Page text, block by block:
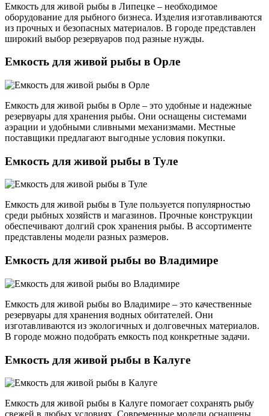
Емкость для живой рыбы в Липецке – необходимое
оборудование для рыбного бизнеса. Изделия изготавливаются
из прочных и безопасных материалов. В городе представлен
широкий выбор резервуаров под разные нужды.
Емкость для живой рыбы в Орле
Емкость для живой рыбы в Орле – это удобные и надежные
резервуары для хранения рыбы. Они оснащены системами
аэрации и удобными сливными механизмами. Местные
поставщики предлагают выгодные условия покупки.
Емкость для живой рыбы в Туле
Емкость для живой рыбы в Туле пользуется популярностью
среди рыбных хозяйств и магазинов. Прочные конструкции
обеспечивают долгий срок хранения рыбы. В ассортименте
представлены модели разных размеров.
Емкость для живой рыбы во Владимире
Емкость для живой рыбы во Владимире – это качественные
резервуары для хранения водных обитателей. Они
изготавливаются из экологичных и долговечных материалов.
В городе можно подобрать емкость под конкретные задачи.
Емкость для живой рыбы в Калуге
Емкость для живой рыбы в Калуге помогает сохранять рыбу